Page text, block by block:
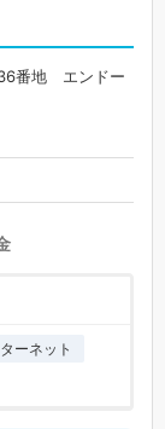
番地 エンドー
ーネット